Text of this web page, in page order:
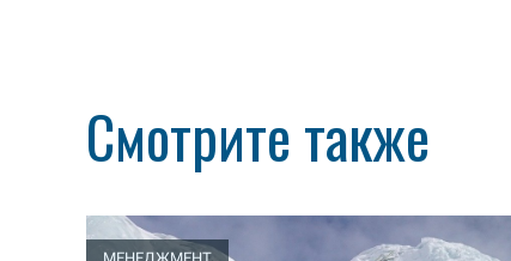
Смотрите также